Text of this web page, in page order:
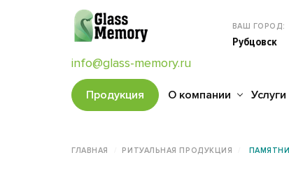
info@glass-memory.ru
ВАШ ГОРОД:
Рубцовск
Продукция О компании Услуги
ГЛАВНАЯ РИТУАЛЬНАЯ ПРОДУКЦИЯ